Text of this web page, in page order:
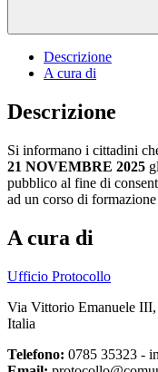
Descrizione
A cura di
Descrizione
Si informano i cittadini
21 NOVEMBRE 2025
pubblico al fine di
ad un corso di
A cura di
Ufficio Protocollo
Via Vittorio Emanuele
Italia
Telefono: 0785 35323 -